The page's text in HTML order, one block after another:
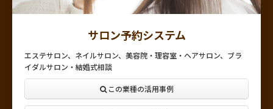
サロン予約システム
エステサロン、ネイルサロン、美容院・理容室・ヘアサロン、ブラ
イダルサロン・結婚式相談
この業種の活用事例